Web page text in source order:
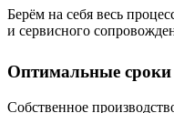
Берём на себя весь
и сервисного
Оптимальные сроки
Собственное